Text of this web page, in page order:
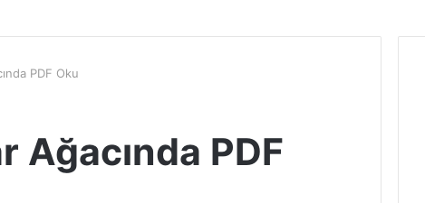
PDF Oku
Ağacında PDF